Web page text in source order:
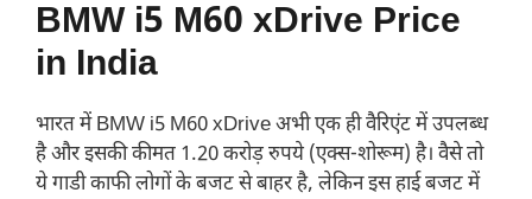
BMW i5 M60 xDrive Price
in India
भारत में BMW i5 M60 xDrive अभी एक ही वैरिएंट में उपलब्ध
है और इसकी कीमत 1.20 करोड़ रुपये (एक्स-शोरूम) है। वैसे तो
ये गाडी काफी लोगों के बजट से बाहर है, लेकिन इस हाई बजट में